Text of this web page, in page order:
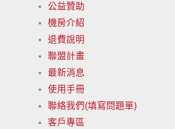
公益贊助
機房介紹
退費說明
聯盟計畫
最新消息
使用手冊
聯絡我們(填寫問題單)
客戶專區